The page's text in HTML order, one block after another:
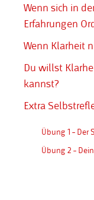
Wenn sich in
Erfahrungen
Wenn Klarheit
Du willst
kannst?
Extra
Übung 1 – Der
Übung 2 –